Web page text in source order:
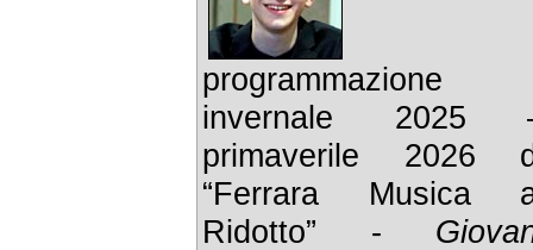
programmazione
invernale 2025
primaverile 2026
“Ferrara Musica
Ridotto” -